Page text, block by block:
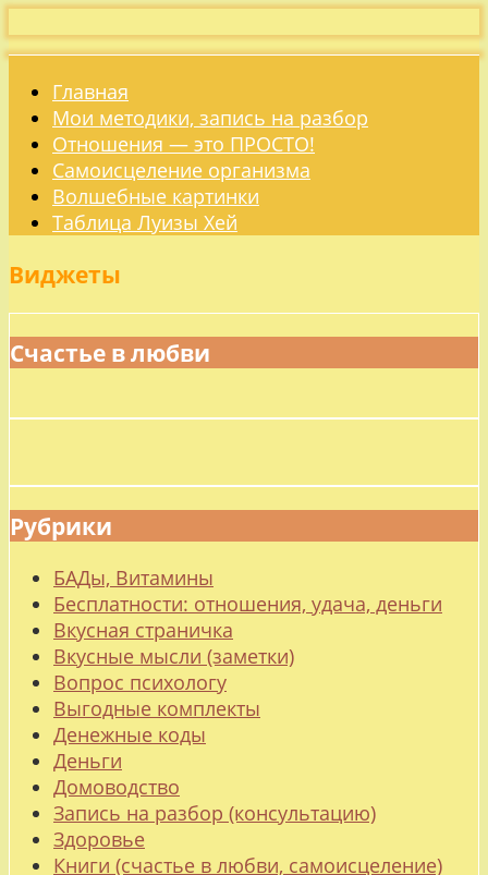
Главная
Мои методики, запись на разбор
Отношения — это ПРОСТО!
Самоисцеление организма
Волшебные картинки
Таблица Луизы Хей
Виджеты
Счастье в любви
Рубрики
БАДы, Витамины
Бесплатности: отношения, удача, деньги
Вкусная страничка
Вкусные мысли (заметки)
Вопрос психологу
Выгодные комплекты
Денежные коды
Деньги
Домоводство
Запись на разбор (консультацию)
Здоровье
Книги (счастье в любви, самоисцеление)